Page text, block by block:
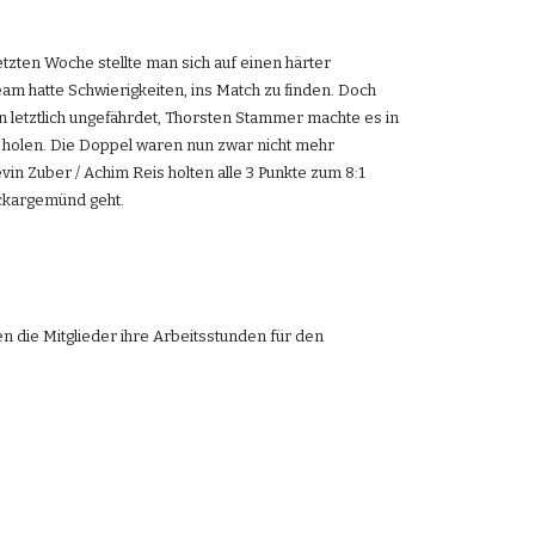
Woche stellte man sich auf einen härter
hatte Schwierigkeiten, ins Match zu finden. Doch
ungefährdet, Thorsten Stammer machte es in
Die Doppel waren nun zwar nicht mehr
Zuber / Achim Reis holten alle 3 Punkte zum 8:1
geht.
die Mitglieder ihre Arbeitsstunden für den